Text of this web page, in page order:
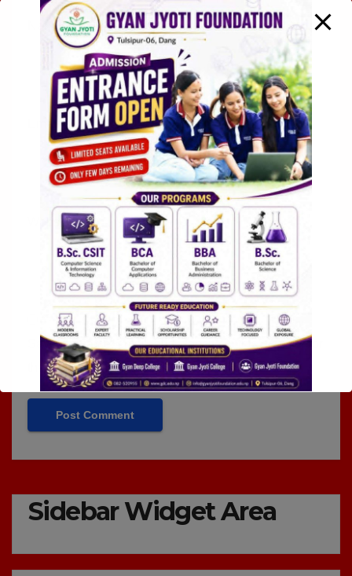
Name*
Email*
Website
Save my name, email, and website in this browser for
the next time I comment.
Sidebar Widget Area